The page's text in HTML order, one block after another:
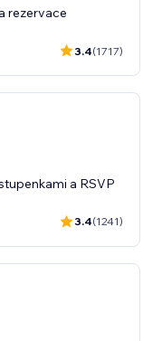
rezervace
3.4(1717)
a RSVP
3.4(1241)